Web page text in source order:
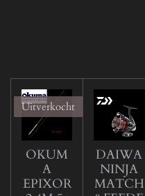
Uitverkocht
OKUM
A
EPIXOR
DAIWA
NINJA
MATCH